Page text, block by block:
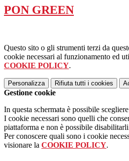
PON GREEN
Questo sito o gli strumenti terzi da
cookie necessari al funzionamento ed
COOKIE POLICY.
Personalizza Rifiuta tutti i cookies
Gestione cookie
In questa schermata è possibile
I cookie necessari sono quelli che
piattaforma e non è possibile
Per conoscere quali sono i cookie
visionare la COOKIE POLICY.